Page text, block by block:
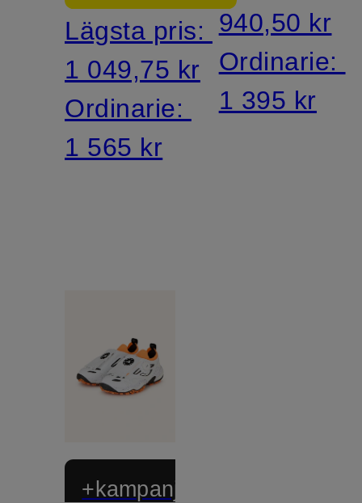
Lägsta pris:
1 049,75 kr
Ordinarie:
1 565 kr
940,50 kr
Ordinarie:
1 395 kr
+kampanjrabatt